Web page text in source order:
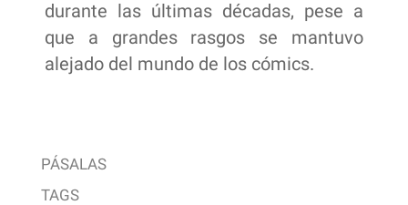
durante las últimas décadas, pese a
que a grandes rasgos se mantuvo
alejado del mundo de los cómics.
PÁSALAS
TAGS